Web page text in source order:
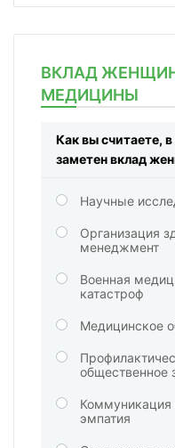
ВКЛАД
МЕДИЦИНЫ
Как вы считаете,
заметен вклад
Научные
Организация
менеджмент
Военная
катастроф
Медицинское
общественное
Коммуникация
эмпатия